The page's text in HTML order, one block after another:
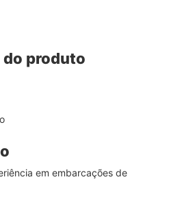
produto
em embarcações de